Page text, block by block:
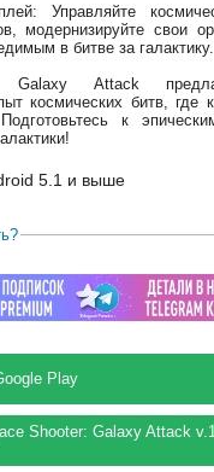
Управляйте
модернизируйте свои
в битве за галактику.
Galaxy Attack
космических битв, где
к
5.1 и выше
Play
Shooter: Galaxy Attack